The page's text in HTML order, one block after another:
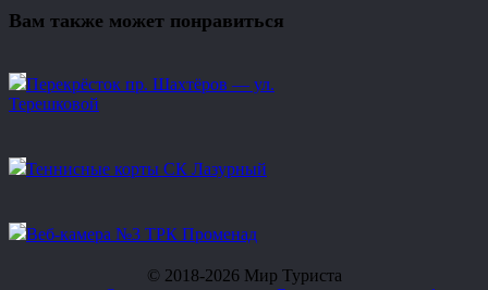
Вам также может понравиться
Перекрёсток пр. Шахтёров — ул.
Терешковой
Теннисные корты СК Лазурный
Веб-камера №3 ТРК Променад
© 2018-2026 Мир Туриста